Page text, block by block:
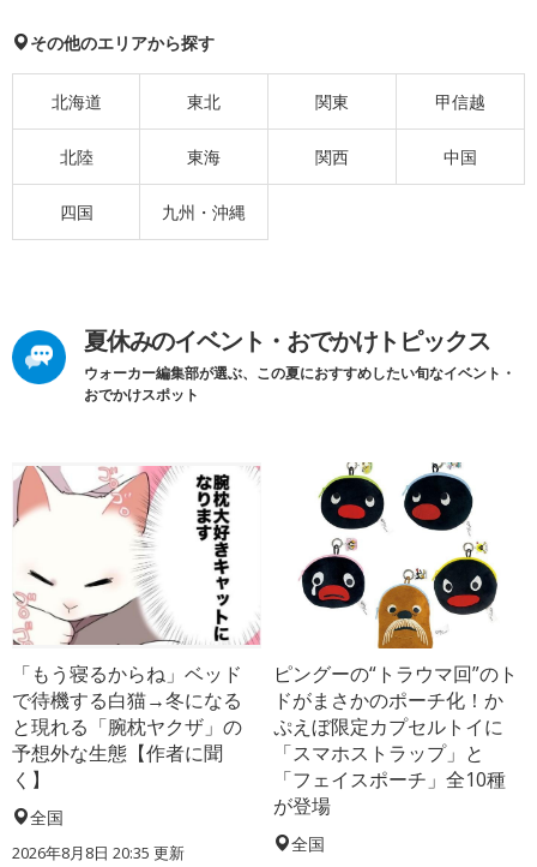
その他のエリアから探す
北海道 東北 関東 甲信越
北陸 東海 関西 中国
四国 九州・沖縄
夏休みのイベント・おでかけトピックス
ウォーカー編集部が選ぶ、この夏におすすめしたい旬なイベント・
おでかけスポット
「もう寝るからね」ベッド
で待機する白猫→冬になる
と現れる「腕枕ヤクザ」の
予想外な生態【作者に聞
く】
全国
2026年8月8日 20:35 更新
ピングーの“トラウマ回”のト
ドがまさかのポーチ化！か
ぷえぼ限定カプセルトイに
「スマホストラップ」と
「フェイスポーチ」全10種
が登場
全国